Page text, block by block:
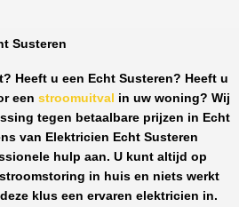
Susteren
Heeft u een Echt Susteren? Heeft u
een stroomuitval in uw woning? Wij
tegen betaalbare prijzen in Echt
van Elektricien Echt Susteren
hulp aan. U kunt altijd op
in huis en niets werkt
klus een ervaren elektricien in.